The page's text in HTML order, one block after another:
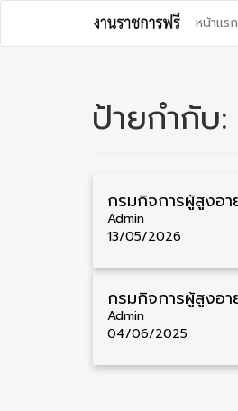
content
หน้าแรก
ป้ายกำกับ:
Admin
13/05/2026
Admin
04/06/2025